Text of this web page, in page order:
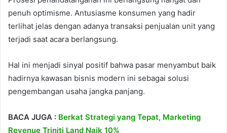
penuh optimisme. Antusiasme konsumen yang hadir
terlihat jelas dengan adanya transaksi penjualan unit yang
terjadi saat acara berlangsung.
Hal ini menjadi sinyal positif bahwa pasar menyambut baik
hadirnya kawasan bisnis modern ini sebagai solusi
pengembangan usaha jangka panjang.
BACA JUGA : Berkat Strategi yang Tepat, Marketing
Revenue Triniti Land Naik 10%